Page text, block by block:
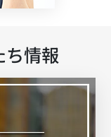
ち情報